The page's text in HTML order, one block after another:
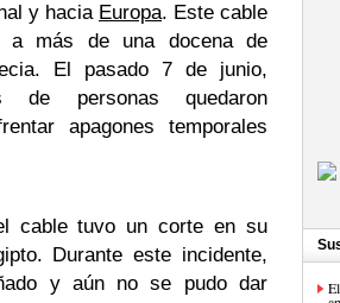
y hacia Europa. Este cable
a más de una docena de
El pasado 7 de junio,
de personas quedaron
apagones temporales
cable tuvo un corte en su
Durante este incidente,
y aún no se pudo dar